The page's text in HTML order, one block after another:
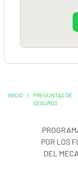
INICIO /
PREGUNTAS DE
SEGUROS
POR LOS
DEL